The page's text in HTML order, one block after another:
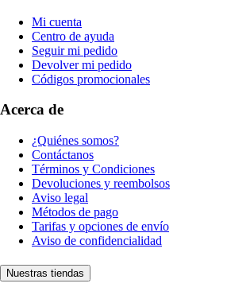
Mi cuenta
Centro de ayuda
Seguir mi pedido
Devolver mi pedido
Códigos promocionales
Acerca de
¿Quiénes somos?
Contáctanos
Términos y Condiciones
Devoluciones y reembolsos
Aviso legal
Métodos de pago
Tarifas y opciones de envío
Aviso de confidencialidad
Nuestras tiendas